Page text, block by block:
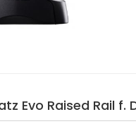
Evo Raised Rail f.